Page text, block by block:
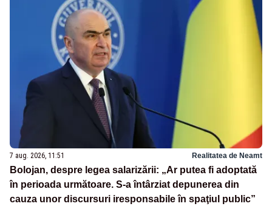
7 aug. 2026, 11:51 Realitatea de Neamt
Bolojan, despre legea salarizării: „Ar putea fi adoptată
în perioada următoare. S-a întârziat depunerea din
cauza unor discursuri iresponsabile în spaţiul public”